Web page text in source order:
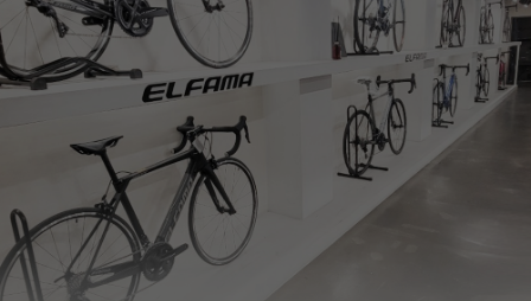
페이코 ID로
PAYCO 바